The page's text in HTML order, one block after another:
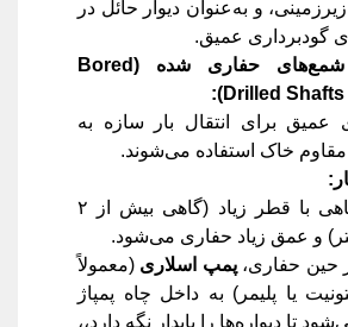
و به‌عنوان دیوار حائل در
گودبرداری عمیق.
شمع‌های حفاری شده
(Bored
عمیق برای انتقال بار سازه به
مقاوم خاک استفاده می‌شوند.
:
چاهی با قطر زیاد (گاهی بیش از ۲
و عمق زیاد حفاری می‌شود.
حین حفاری،پمپ اسلاری (معمولاً
یا پلیمر) به داخل چاه پمپاژ
تا دیواره‌ها را پایدار نگه دارد،،